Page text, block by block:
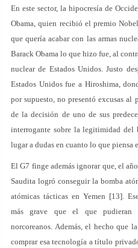
En este sector, la hipocresía de
Obama, quien recibió el premio
que quería acabar con las armas
Barack Obama lo que hizo fue, al
nuclear de Estados Unidos. Justo
Estados Unidos fue a Hiroshima,
por supuesto, no presentó excusas al
de la decisión de uno de sus
interrogante sobre la legitimidad
lugar a dudas en cuanto lo que piensa
El G7 finge además ignorar que, el
Saudita logró conseguir la bomba
atómicas tácticas en Yemen [13].
más grave que el que pudieran
norcoreanos. Además, el hecho que
comprar esa tecnología a título